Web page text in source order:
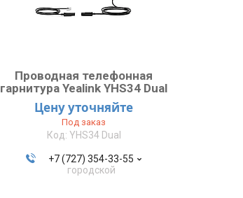
Проводная телефонная
гарнитура Yealink YHS34 Dual
Цену уточняйте
Под заказ
YHS34 Dual
+7 (727) 354-33-55
городской